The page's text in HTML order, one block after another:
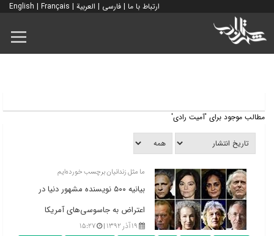
ارتباط با ما | فارسی | العربية |
English | Français
مطالب موجود برای 'آمیت رادی'
ما مثل زندانیان برچسب خورده‌ایم
بیانیه ۵۰۰ نویسنده مشهور دنیا در
اعتراض به جاسوسی‌های آمریکا
۱۹ آذر ۱۳۹۲ | ۱۵:۲۷